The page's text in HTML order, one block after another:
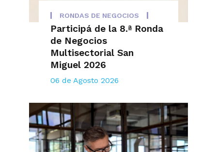
RONDAS DE NEGOCIOS
Participá de la 8.ª Ronda
de Negocios
Multisectorial San
Miguel 2026
06 de Agosto 2026